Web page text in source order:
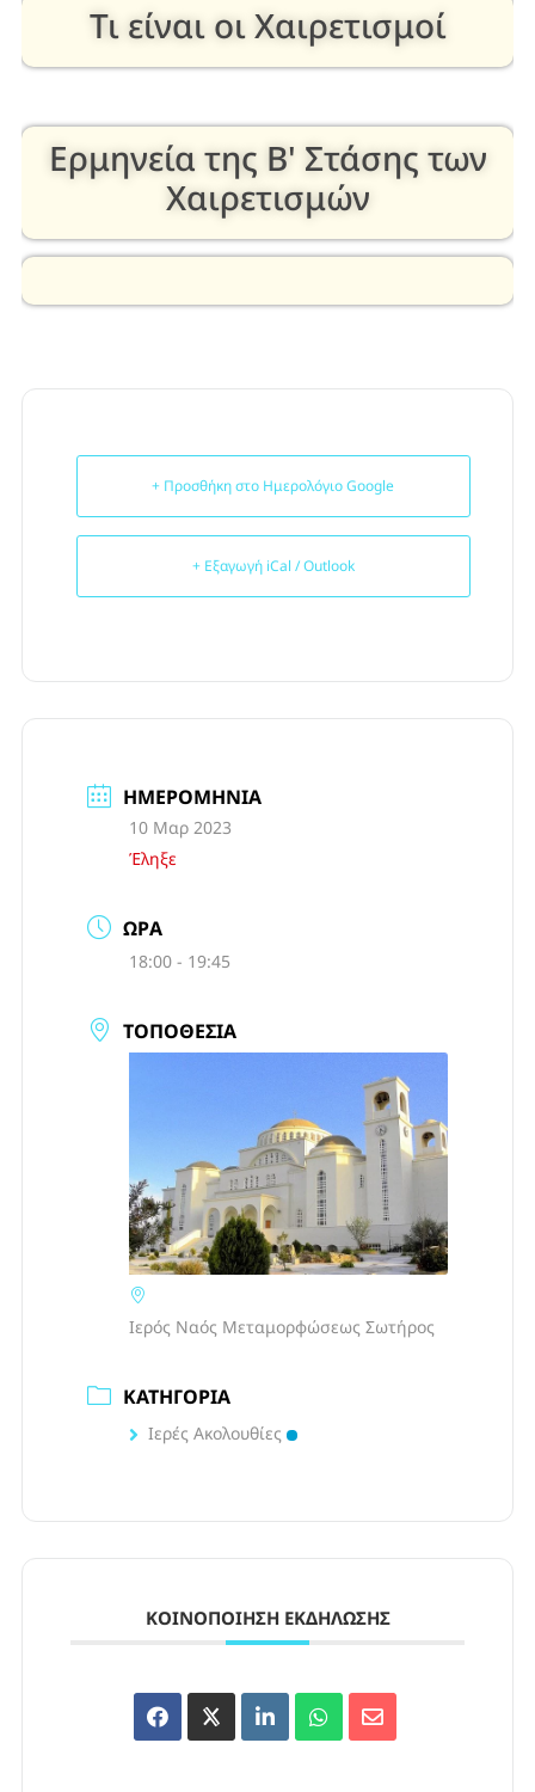
Τι είναι οι Χαιρετισμοί
Ερμηνεία της Β' Στάσης των
Χαιρετισμών
+ Προσθήκη στο Ημερολόγιο Google
+ Εξαγωγή iCal / Outlook
ΗΜΕΡΟΜΗΝΊΑ
10 Μαρ 2023
Έληξε
ΏΡΑ
18:00 - 19:45
ΤΟΠΟΘΕΣΊΑ
Ιερός Ναός Μεταμορφώσεως Σωτήρος
ΚΑΤΗΓΟΡΊΑ
Ιερές Ακολουθίες
ΚΟΙΝΟΠΟΊΗΣΗ ΕΚΔΉΛΩΣΗΣ